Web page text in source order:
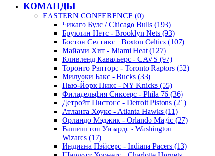
КОМАНДЫ
EASTERN CONFERENCE (0)
Чикаго Булс / Chicago Bulls (193)
Бруклин Нетс - Brooklyn Nets (93)
Бостон Селтикс - Boston Celtics (107)
Майами Хит - Miami Heat (127)
Кливленд Кавальерс - CAVS (97)
Торонто Рэпторс - Toronto Raptors (32)
Милуоки Бакс - Bucks (33)
Нью-Йорк Никс - NY Knicks (55)
Филадельфия Сиксерс - Phila 76 (36)
Детройт Пистонс - Detroit Pistons (21)
Атланта Хоукс - Atlanta Hawks (11)
Орландо Мэджик - Orlando Magic (27)
Вашингтон Уизардс - Washington
Wizards (17)
Индиана Пэйсерс - Indiana Pacers (13)